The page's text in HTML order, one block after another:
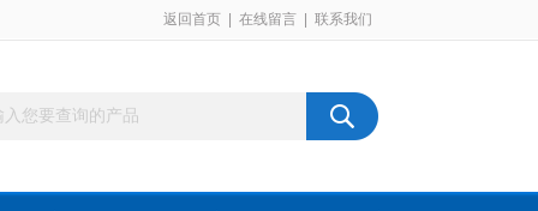
返回首页 在线留言 联系我们